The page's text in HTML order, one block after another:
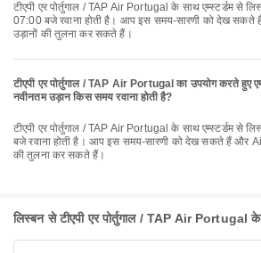
टीएपी एर पोर्तुगाल / TAP Air Portugal के साथ एम्स्टर्डम से लिस्बन के लिए सबसे पहली उड़ान
07:00 बजे रवाना होती है। आप इस समय-सारणी को देख
उड़ानों की तुलना कर सकते हैं।
टीएपी एर पोर्तुगाल / TAP Air Portugal का उपयोग करते हुए
नवीनतम उड़ान किस समय रवाना होती है?
टीएपी एर पोर्तुगाल / TAP Air Portugal के साथ एम्स्टर्डम से लिस्बन के लिए अंतिम उड़ान 19:40
बजे रवाना होती है। आप इस समय-सारणी को देख सकते हैं और
की तुलना कर सकते हैं।
लिस्बन से टीएपी एर पोर्तुगाल / TAP Air Portugal के